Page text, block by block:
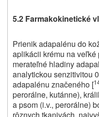
5.2 Farmakokinetické
Prienik adapalénu do
aplikácii krému na
merateľné hladiny
analytickou senzitivitou
adapalénu značeného [
perorálne, kutánne),
a psom (i.v., perorálne)